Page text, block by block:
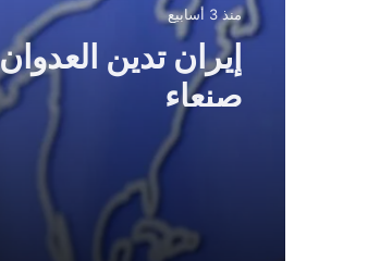
منذ 3 أسابيع
إيران تدين
صنعاء